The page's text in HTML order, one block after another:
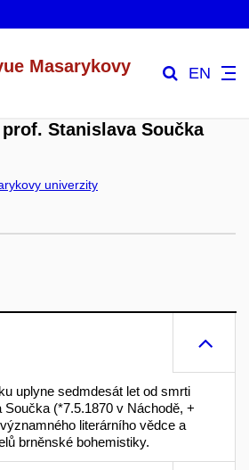
Masarykovy
EN
Stanislava Součka
univerzity
uplyne sedmdesát let od smrti
Součka (*7.5.1870 v Náchodě, +
literárního vědce a
brněnské bohemistiky.